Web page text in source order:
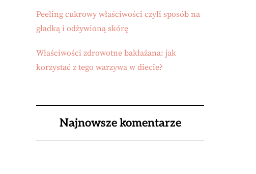
Peeling cukrowy właściwości czyli sposób na
gładką i odżywioną skórę
Właściwości zdrowotne bakłażana: jak
korzystać z tego warzywa w diecie?
Najnowsze komentarze